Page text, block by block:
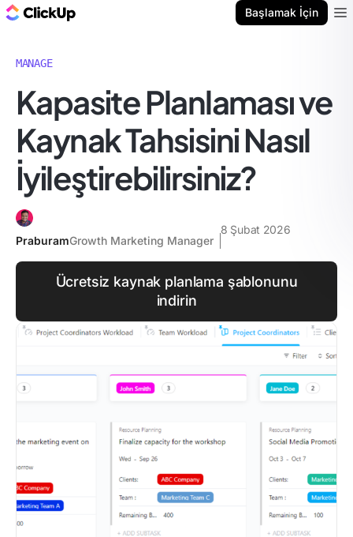
Başlamak İçin
MANAGE
Kapasite Planlaması ve
Kaynak Tahsisini Nasıl
İyileştirebilirsiniz?
PraburamGrowth Marketing Manager
8 Şubat 2026
Ücretsiz kaynak planlama şablonunu
indirin